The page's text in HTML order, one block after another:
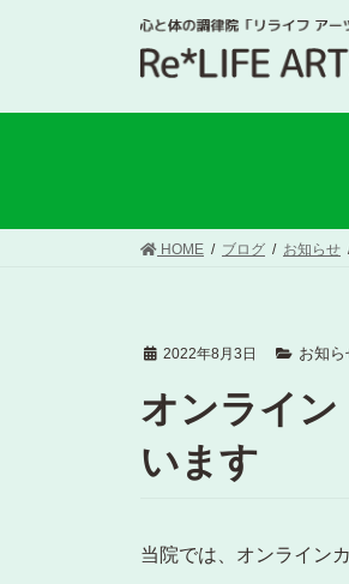
HOME ブログ お知らせ
2022年8月3日 お知ら
オンライ
います
当院では、オンライン